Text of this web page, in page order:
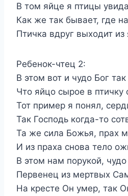
В том яйце я птицы
Как же так бывает, где
Птичка вдруг выходит из
Ребенок-чтец 2:
В этом вот и чудо Бог
Что яйцо сырое в птичку
Тот пример я понял,
Так Господь когда-то
Та же сила Божья, прах
И из праха снова тело
В этом нам порукой, чудо
Первенец из мертвых
На кресте Он умер, так